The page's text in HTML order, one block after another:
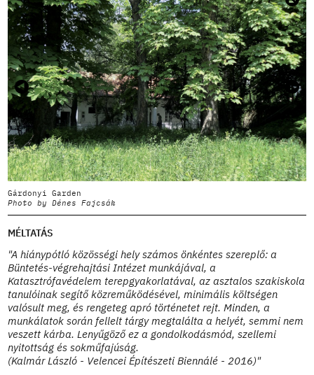
Gárdonyi Garden
Photo by Dénes Fajcsák
MÉLTATÁS
"A hiánypótló közösségi hely számos önkéntes szereplő: a
Büntetés-végrehajtási Intézet munkájával, a
Katasztrófavédelem terepgyakorlatával, az asztalos szakiskola
tanulóinak segítő közreműködésével, minimális költségen
valósult meg, és rengeteg apró történetet rejt. Minden, a
munkálatok során fellelt tárgy megtalálta a helyét, semmi nem
veszett kárba. Lenyűgöző ez a gondolkodásmód, szellemi
nyitottság és sokműfajúság.
(Kalmár László - Velencei Építészeti Biennálé - 2016)"